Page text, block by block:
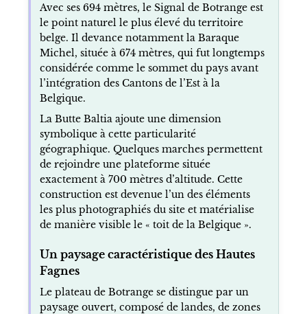
Avec ses 694 mètres, le Signal de Botrange est
le point naturel le plus élevé du territoire
belge. Il devance notamment la Baraque
Michel, située à 674 mètres, qui fut longtemps
considérée comme le sommet du pays avant
l’intégration des Cantons de l’Est à la
Belgique.
La Butte Baltia ajoute une dimension
symbolique à cette particularité
géographique. Quelques marches permettent
de rejoindre une plateforme située
exactement à 700 mètres d’altitude. Cette
construction est devenue l’un des éléments
les plus photographiés du site et matérialise
de manière visible le « toit de la Belgique ».
Un paysage caractéristique des Hautes
Fagnes
Le plateau de Botrange se distingue par un
paysage ouvert, composé de landes, de zones